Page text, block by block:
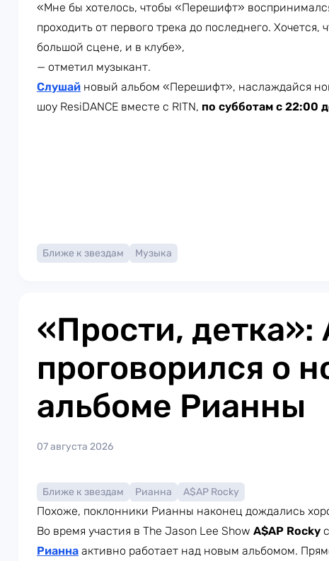
«Мне бы хотелось, чтобы «Перешифт»
проходить от первого трека до последнего.
большой сцене, и в клубе»,
— отметил музыкант.
Слушай новый альбом «Перешифт», наслаждайся
шоу ResiDANCE вместе с RITN, по субботам с 22:00
Ближе к звездам Музыка
«Прости, детка»:
проговорился о
альбоме Рианны
07 августа 2026
Ближе к звездам Рианна A$AP Rocky
Похоже, поклонники Рианны наконец дождались
Во время участия в The Jason Lee Show A$AP Rocky
Рианна активно работает над новым альбомом.